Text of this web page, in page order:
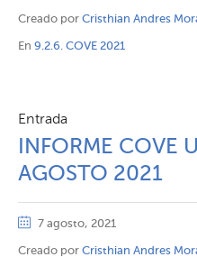
Creado por Cristhian Andres
En 9.2.6. COVE 2021
Entrada
INFORME COVE
AGOSTO 2021
7 agosto, 2021
Creado por Cristhian Andres